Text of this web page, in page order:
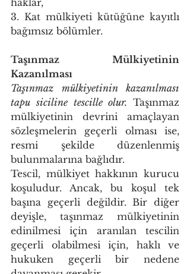
haklar,
3. Kat mülkiyeti kütüğüne kayıtlı
bağımsız bölümler.
Taşınmaz Mülkiyetinin
Kazanılması
Taşınmaz mülkiyetinin kazanılması
tapu siciline tescille olur. Taşınmaz
mülkiyetinin devrini amaçlayan
sözleşmelerin geçerli olması ise,
resmi şekilde düzenlenmiş
bulunmalarına bağlıdır.
Tescil, mülkiyet hakkının kurucu
koşuludur. Ancak, bu koşul tek
başına geçerli değildir. Bir diğer
deyişle, taşınmaz mülkiyetinin
edinilmesi için aranılan tescilin
geçerli olabilmesi için, haklı ve
hukuken geçerli bir nedene